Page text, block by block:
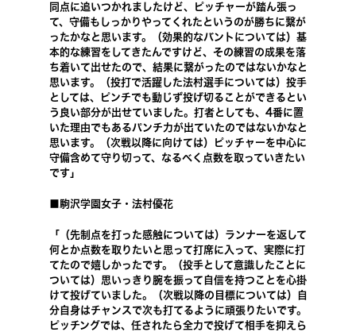
同点に追いつかれましたけど、ピッチャーが踏ん張っ
て、守備もしっかりやってくれたというのが勝ちに繋が
ったかなと思います。（効果的なバントについては）基
本的な練習をしてきたんですけど、その練習の成果を落
ち着いて出せたので、結果に繋がったのではないかなと
思います。（投打で活躍した法村選手については）投手
としては、ピンチでも動じず投げ切ることができるとい
う良い部分が出せていました。打者としても、4番に置
いた理由でもあるパンチ力が出ていたのではないかなと
思います。（次戦以降に向けては）ピッチャーを中心に
守備含めて守り切って、なるべく点数を取っていきたい
です」
■駒沢学園女子・法村優花
「（先制点を打った感触については）ランナーを返して
何とか点数を取りたいと思って打席に入って、実際に打
てたので嬉しかったです。（投手として意識したことに
ついては）思いっきり腕を振って自信を持つことを心掛
けて投げていました。（次戦以降の目標については）自
分自身はチャンスで次も打てるように頑張りたいです。
ピッチングでは、任されたら全力で投げて相手を抑えら